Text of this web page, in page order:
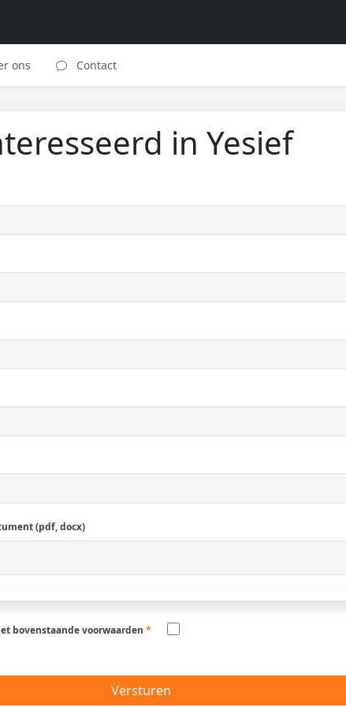
ons Contact
in Yesief
(pdf, docx)
bovenstaande voorwaarden *
Versturen